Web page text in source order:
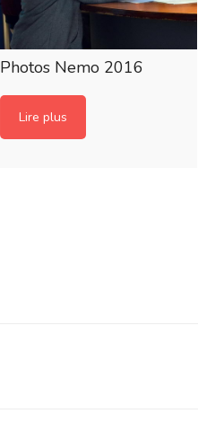
Photos Nemo 2016
Lire plus